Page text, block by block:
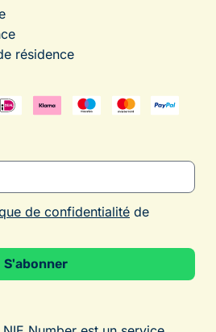
résidence
de confidentialité de
S'abonner